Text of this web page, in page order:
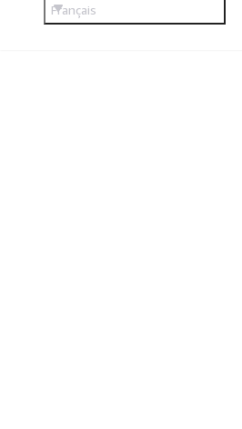
Français